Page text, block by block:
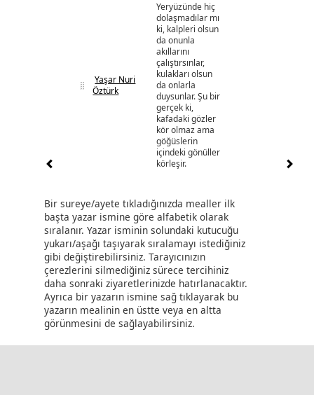
Yaşar Nuri
Öztürk
Yeryüzünde hiç
dolaşmadılar mı
ki, kalpleri olsun
da onunla
akıllarını
çalıştırsınlar,
kulakları olsun
da onlarla
duysunlar. Şu bir
gerçek ki,
kafadaki gözler
kör olmaz ama
göğüslerin
içindeki gönüller
körleşir.
Bir sureye/ayete tıkladığınızda mealler ilk
başta yazar ismine göre alfabetik olarak
sıralanır. Yazar isminin solundaki kutucuğu
yukarı/aşağı taşıyarak sıralamayı istediğiniz
gibi değiştirebilirsiniz. Tarayıcınızın
çerezlerini silmediğiniz sürece tercihiniz
daha sonraki ziyaretlerinizde hatırlanacaktır.
Ayrıca bir yazarın ismine sağ tıklayarak bu
yazarın mealinin en üstte veya en altta
görünmesini de sağlayabilirsiniz.